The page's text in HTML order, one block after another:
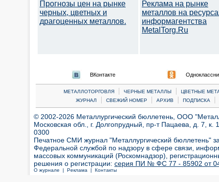
Прогнозы цен на рынке
черных, цветных и
драгоценных металлов.
Реклама на рынке
металлов на
информагентства
MetalTorg.Ru
ВКонтакте
МЕТАЛЛОТОРГОВЛЯ | ЧЕРНЫЕ МЕТАЛЛЫ |
ЦВЕТНЫЕ
ЖУРНАЛ
| СВЕЖИЙ НОМЕР | АРХИВ | ПОДПИСКА |
© 2002-2026 Металлургический бюллетень, ООО
Московская обл., г. Долгопрудный, пр-т Пацаева, д. 7,
0300
Печатное СМИ журнал "Металлургический бюллетень"
Федеральной службой по надзору в сфере связи,
массовых коммуникаций (Роскомнадзор),
решения о регистрации: серия ПИ № ФС 77 - 85902 от 04
О журнале | Реклама | Контакты